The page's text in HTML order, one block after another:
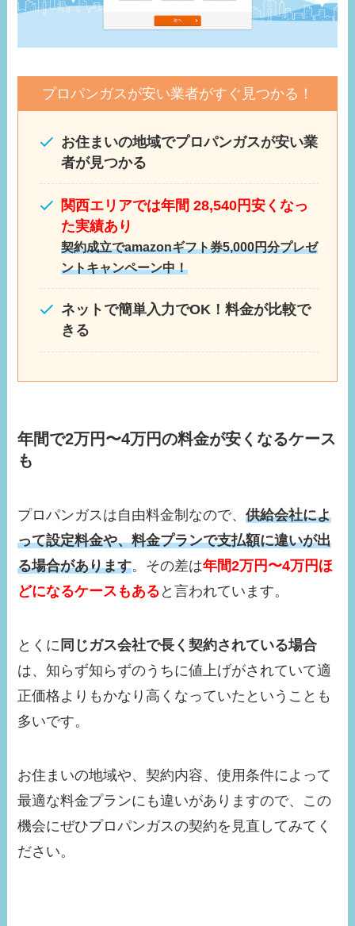
プロパンガスが安い業者がすぐ見つかる！
お住まいの地域でプロパンガスが安い業
者が見つかる
関西エリアでは年間 28,540円安くなっ
た実績あり
契約成立でamazonギフト券5,000円分プレゼ
ントキャンペーン中！
ネットで簡単入力でOK！料金が比較で
きる
年間で2万円〜4万円の料金が安くなるケース
も
プロパンガスは自由料金制なので、供給会社によ
って設定料金や、料金プランで支払額に違いが出
る場合があります。その差は年間2万円〜4万円ほ
どになるケースもある と言われています。
とくに 同じガス会社で長く契約されている場合
は、知らず知らずのうちに値上げがされていて適
正価格よりもかなり高くなっていたということも
多いです。
お住まいの地域や、契約内容、使用条件によって
最適な料金プランにも違いがありますので、この
機会にぜひプロパンガスの契約を見直してみてく
ださい。